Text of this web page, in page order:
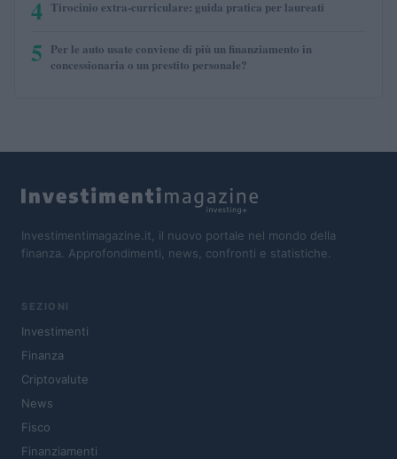
4 Tirocinio extra-curriculare: guida pratica per laureati
5 Per le auto usate conviene di più un finanziamento in
concessionaria o un prestito personale?
Investimentimagazine.it, il nuovo portale nel mondo della
finanza. Approfondimenti, news, confronti e statistiche.
SEZIONI
Investimenti
Finanza
Criptovalute
News
Fisco
Finanziamenti